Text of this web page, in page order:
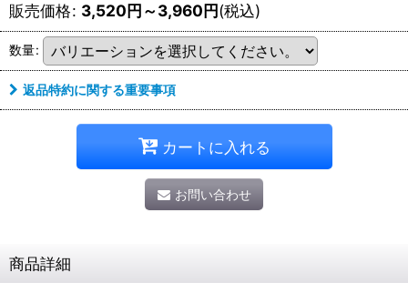
販売価格: 3,520円～3,960円(税込)
数量:
返品特約に関する重要事項
カートに入れる
お問い合わせ
商品詳細